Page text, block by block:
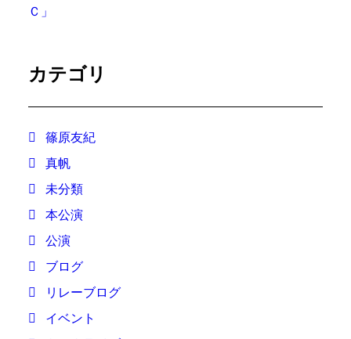
Ｃ」
カテゴリ
篠原友紀
真帆
未分類
本公演
公演
ブログ
リレーブログ
イベント